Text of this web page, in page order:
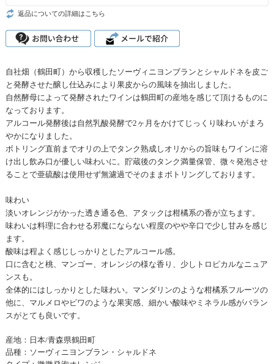
返品についての詳細はこちら
自社畑（鶴田町）から収穫したソーヴィニヨンブランとシャルドネを皮ご
と発酵させた醸し仕込みにより果皮からの風味を抽出しました。
自然酵母によって発酵されたワインは鶴田町の産地を感じて頂けるものに
なっております。
アルコール発酵後は自然乳酸発酵で2ヶ月をかけてじっくり味わいがまろ
やかになりました。
ボトリング直前までオリの上でタンク熟成しオリからの旨味もワインに溶
け出し飲み口が優しい味わいに。貯蔵後のタンク満量保管、微々発泡させ
ることで亜硫酸は使用せず無濾過でそのままボトリングしております。
味わい
淡いオレンジがかった透き通る色、アタックは柑橘系の香が立ちます。
味わいは料理に合わせる邪魔にならない程度のやや辛口で少し甘みを感じ
ます。
酸味は程よく感じしっかりとしたアルコール感。
口に含むと桃、マンゴー、オレンジの様な香り、少しトロピカルなニュア
ンスも。
全体的にはしっかりとした味わい。マンダリンのような柑橘系フルーツの
他に、マルメロやビワのような果実感、細かい酸味やミネラル感がバラン
スがとても良いです。
産地：日本/青森県鶴田町
品種：ソーヴィニヨンブラン・シャルドネ